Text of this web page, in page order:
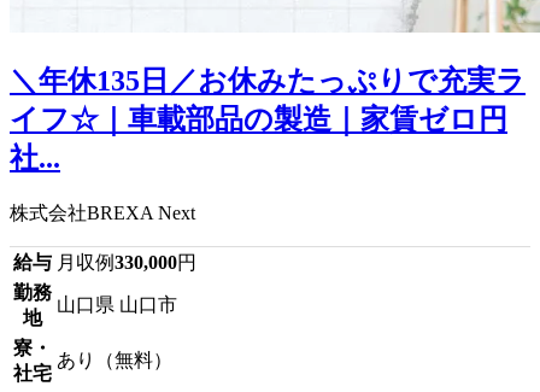
＼年休135日／お休みたっぷりで充実ラ
イフ☆｜車載部品の製造｜家賃ゼロ円
社...
株式会社BREXA Next
給与 月収例330,000円
勤務
地
山口県 山口市
寮・
社宅
あり（無料）